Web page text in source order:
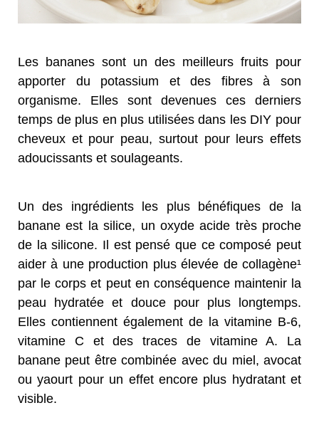
Les bananes sont un des meilleurs fruits pour
apporter du potassium et des fibres à son
organisme. Elles sont devenues ces derniers
temps de plus en plus utilisées dans les DIY pour
cheveux et pour peau, surtout pour leurs effets
adoucissants et soulageants.
Un des ingrédients les plus bénéfiques de la
banane est la silice, un oxyde acide très proche
de la silicone. Il est pensé que ce composé peut
aider à une production plus élevée de collagène¹
par le corps et peut en conséquence maintenir la
peau hydratée et douce pour plus longtemps.
Elles contiennent également de la vitamine B-6,
vitamine C et des traces de vitamine A. La
banane peut être combinée avec du miel, avocat
ou yaourt pour un effet encore plus hydratant et
visible.